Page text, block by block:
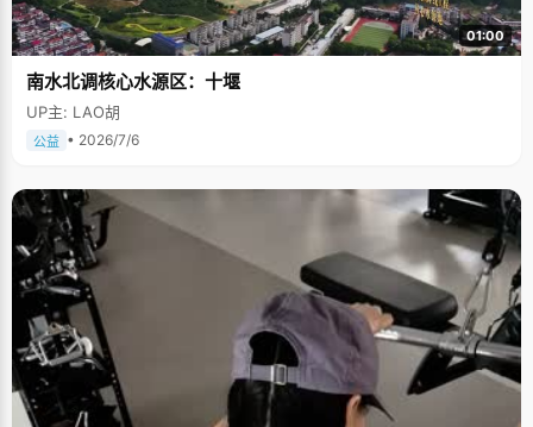
01:00
南水北调核心水源区：十堰
UP主: LAO胡
公益 • 2026/7/6